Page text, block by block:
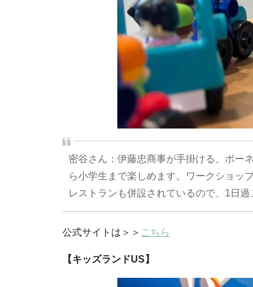
密谷さん：伊藤忠商事が手掛ける、ボー
ら小学生まで楽しめます。ワークショッ
レストランも併設されているので、1日
公式サイトは＞＞ こちら
【キッズランドUS】